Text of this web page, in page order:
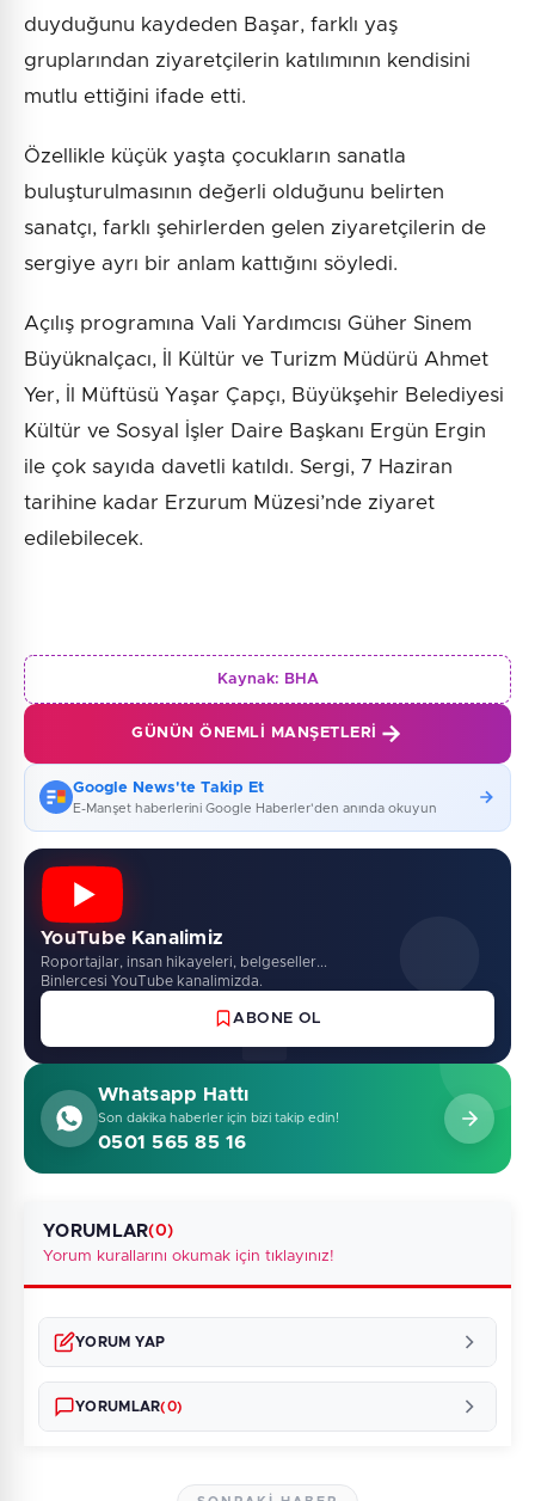
duyduğunu kaydeden Başar, farklı yaş
gruplarından ziyaretçilerin katılımının kendisini
mutlu ettiğini ifade etti.
Özellikle küçük yaşta çocukların sanatla
buluşturulmasının değerli olduğunu belirten
sanatçı, farklı şehirlerden gelen ziyaretçilerin de
sergiye ayrı bir anlam kattığını söyledi.
Açılış programına Vali Yardımcısı Güher Sinem
Büyüknalçacı, İl Kültür ve Turizm Müdürü Ahmet
Yer, İl Müftüsü Yaşar Çapçı, Büyükşehir Belediyesi
Kültür ve Sosyal İşler Daire Başkanı Ergün Ergin
ile çok sayıda davetli katıldı. Sergi, 7 Haziran
tarihine kadar Erzurum Müzesi’nde ziyaret
edilebilecek.
Kaynak: BHA
GÜNÜN ÖNEMLI MANŞETLERI
Google News'te Takip Et
E-Manşet haberlerini Google Haberler'den anında okuyun
YouTube Kanalimiz
Roportajlar, insan hikayeleri, belgeseller...
Binlercesi YouTube kanalimizda.
ABONE OL
Whatsapp Hattı
Son dakika haberler için bizi takip edin!
0501 565 85 16
YORUMLAR(0)
Yorum kurallarını okumak için tıklayınız!
YORUM YAP
YORUMLAR(0)